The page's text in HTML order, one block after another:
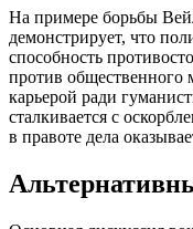
На примере борьбы
демонстрирует, что
способность
против общественного
карьерой ради
сталкивается с
в правоте дела